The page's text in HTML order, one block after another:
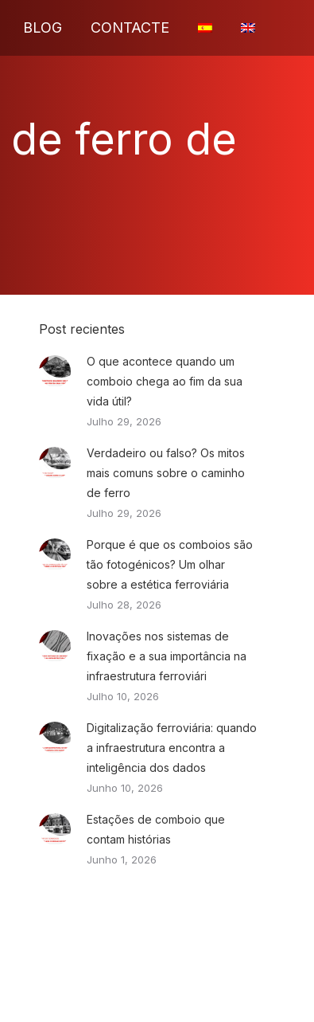
BLOG CONTACTE
ferro de
Post recientes
O que acontece quando um
comboio chega ao fim da sua
vida útil?
Julho 29, 2026
Verdadeiro ou falso? Os mitos
mais comuns sobre o caminho
de ferro
Julho 29, 2026
Porque é que os comboios são
tão fotogénicos? Um olhar
sobre a estética ferroviária
Julho 28, 2026
Inovações nos sistemas de
fixação e a sua importância na
infraestrutura ferroviári
Julho 10, 2026
Digitalização ferroviária: quando
a infraestrutura encontra a
inteligência dos dados
Junho 10, 2026
Estações de comboio que
contam histórias
Junho 1, 2026